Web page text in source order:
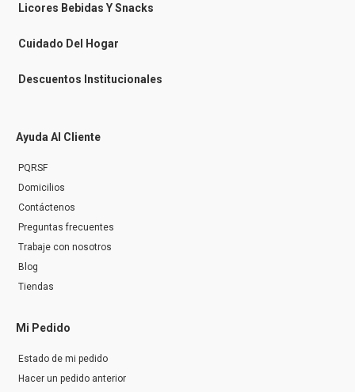
n
g
r
Licores Bebidas Y Snacks
Cuidado Del Hogar
Descuentos Institucionales
Ayuda Al Cliente
PQRSF
Domicilios
Contáctenos
Preguntas frecuentes
Trabaje con nosotros
Blog
Tiendas
Mi Pedido
Estado de mi pedido
Hacer un pedido anterior